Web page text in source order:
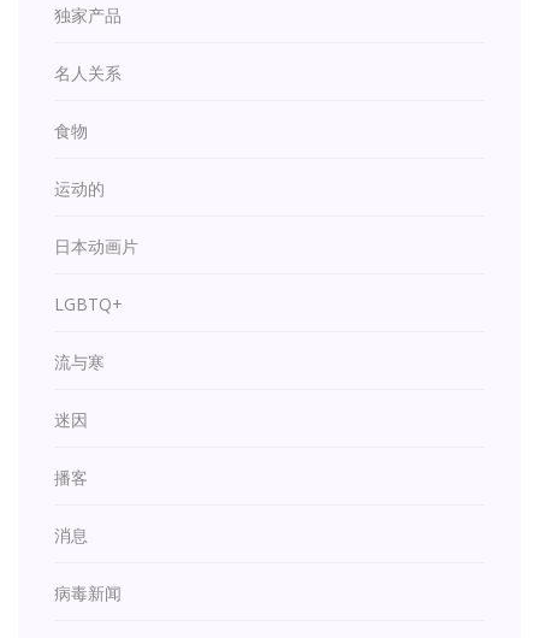
独家产品
名人关系
食物
运动的
日本动画片
LGBTQ+
流与寒
迷因
播客
消息
病毒新闻